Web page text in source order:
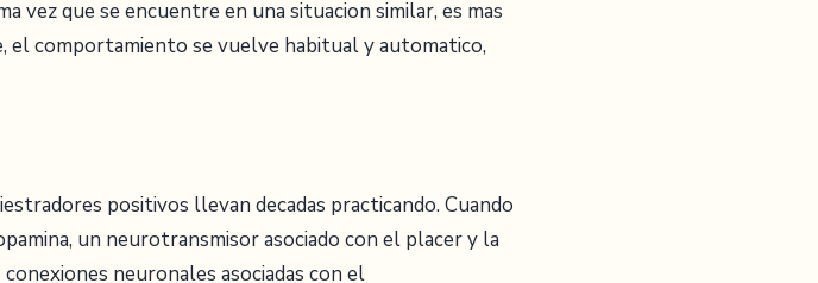
vez que se encuentre en una situacion similar, es mas
el comportamiento se vuelve habitual y automatico,
positivos llevan decadas practicando. Cuando
un neurotransmisor asociado con el placer y la
neuronales asociadas con el